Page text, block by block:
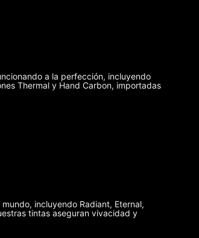
a la perfección, incluyendo
Thermal y Hand Carbon, importadas
incluyendo Radiant, Eternal,
tintas aseguran vivacidad y